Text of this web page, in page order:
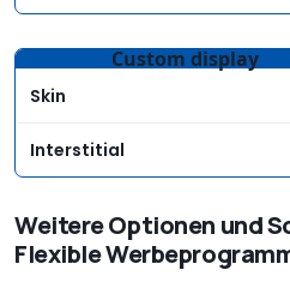
Custom display
Skin
Interstitial
Weitere Optionen und
Flexible